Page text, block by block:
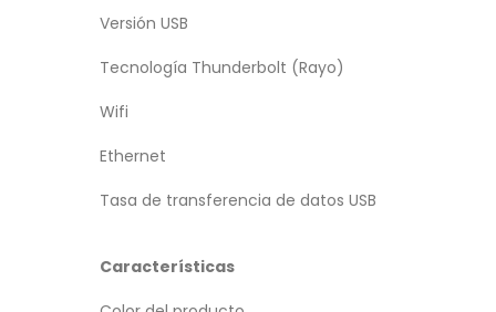
Versión USB
Tecnología Thunderbolt (Rayo)
Wifi
Ethernet
Tasa de transferencia de datos USB
Características